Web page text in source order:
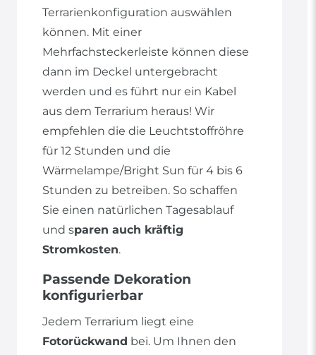
Terrarienkonfiguration auswählen
können. Mit einer
Mehrfachsteckerleiste können diese
dann im Deckel untergebracht
werden und es führt nur ein Kabel
aus dem Terrarium heraus! Wir
empfehlen die die Leuchtstoffröhre
für 12 Stunden und die
Wärmelampe/Bright Sun für 4 bis 6
Stunden zu betreiben. So schaffen
Sie einen natürlichen Tagesablauf
und sparen auch kräftig
Stromkosten.
Passende Dekoration
konfigurierbar
Jedem Terrarium liegt eine
Fotorückwand bei. Um Ihnen den